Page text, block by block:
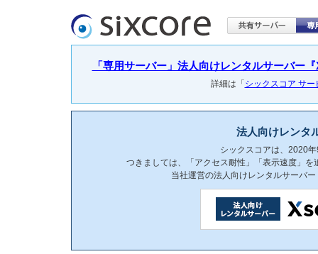
「専用サーバー」法人向けレンタルサーバー
詳細は「 シックスコア サ
法人向けレンタ
シックスコアは、2020
つきましては、「アクセス耐性」「表示速度」
当社運営の法人向けレンタルサーバー